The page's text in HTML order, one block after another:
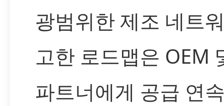
광범위한 제조 네트
고한 로드맵은 OEM
파트너에게 공급 연